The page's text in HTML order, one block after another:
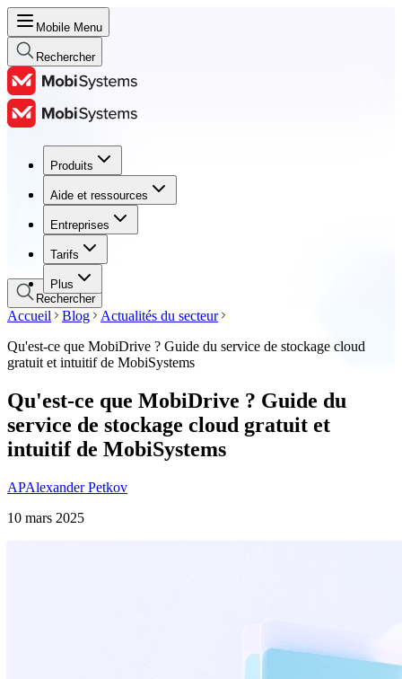
Mobile Menu
Rechercher
Produits
Aide et ressources
Entreprises
Tarifs
Plus
Produits
Aide et ressources
Entreprises
Tarifs
Rechercher
Accueil Blog
Actualités du secteur
Qu'est-ce que MobiDrive ? Guide du service de stockage cloud
gratuit et intuitif de MobiSystems
Qu'est-ce que MobiDrive ? Guide du
service de stockage cloud gratuit et
intuitif de MobiSystems
APAlexander Petkov
10 mars 2025